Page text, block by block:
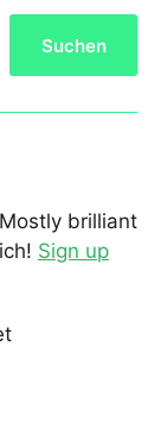
brilliant
Sign up